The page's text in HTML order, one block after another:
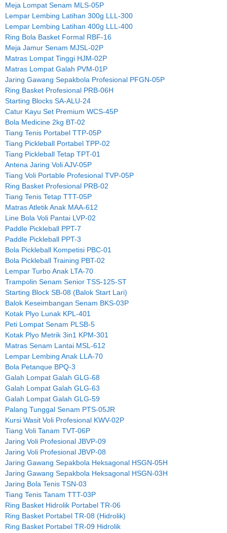
Meja Lompat Senam MLS-05P
Lempar Lembing Latihan 300g LLL-300
Lempar Lembing Latihan 400g LLL-400
Ring Bola Basket Formal RBF-16
Meja Jamur Senam MJSL-02P
Matras Lompat Tinggi HJM-02P
Matras Lompat Galah PVM-01P
Jaring Gawang Sepakbola Profesional PFGN-05P
Ring Basket Profesional PRB-06H
Starting Blocks SA-ALU-24
Catur Kayu Set Premium WCS-45P
Bola Medicine 2kg BT-02
Tiang Tenis Portabel TTP-05P
Tiang Pickleball Portabel TPP-02
Tiang Pickleball Tetap TPT-01
Antena Jaring Voli AJV-05P
Tiang Voli Portable Profesional TVP-05P
Ring Basket Profesional PRB-02
Tiang Tenis Tetap TTT-05P
Matras Atletik Anak MAA-612
Line Bola Voli Pantai LVP-02
Paddle Pickleball PPT-7
Paddle Pickleball PPT-3
Bola Pickleball Kompetisi PBC-01
Bola Pickleball Training PBT-02
Lempar Turbo Anak LTA-70
Trampolin Senam Senior TSS-125-ST
Starting Block SB-08 (Balok Start Lari)
Balok Keseimbangan Senam BKS-03P
Kotak Plyo Lunak KPL-401
Peti Lompat Senam PLSB-5
Kotak Plyo Metrik 3in1 KPM-301
Matras Senam Lantai MSL-612
Lempar Lembing Anak LLA-70
Bola Petanque BPQ-3
Galah Lompat Galah GLG-68
Galah Lompat Galah GLG-63
Galah Lompat Galah GLG-59
Palang Tunggal Senam PTS-05JR
Kursi Wasit Voli Profesional KWV-02P
Tiang Voli Tanam TVT-06P
Jaring Voli Profesional JBVP-09
Jaring Voli Profesional JBVP-08
Jaring Gawang Sepakbola Heksagonal HSGN-05H
Jaring Gawang Sepakbola Heksagonal HSGN-03H
Jaring Bola Tenis TSN-03
Tiang Tenis Tanam TTT-03P
Ring Basket Hidrolik Portabel TR-06
Ring Basket Portabel TR-08 (Hidrolik)
Ring Basket Portabel TR-09 Hidrolik